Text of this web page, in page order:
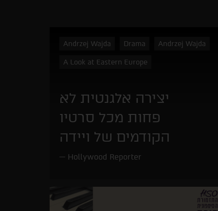
Andrzej Wajda Drama Andrzej Wajda
A Look at Eastern Europe
יצירה אלגנטית לא
פחות מכל סרטיו
הקודמים של ויידה
Hollywood Reporter